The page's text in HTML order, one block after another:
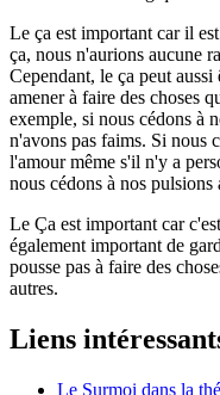
Le ça est important car il
ça, nous n'aurions aucune
Cependant, le ça peut
amener à faire des choses
exemple, si nous cédons à
n'avons pas faims. Si nous
l'amour même s'il n'y a
nous cédons à nos
Le Ça est important car
également important de
pousse pas à faire des
autres.
Liens
Le Surmoi dans la